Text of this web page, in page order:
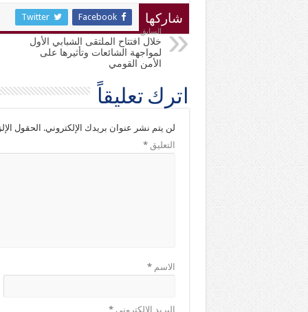
شاركها Facebook
Twitter
السابق
خلال افتتاح الملتقى الشبابي الأول
لمواجهة الشائعات وتأثيرها على
الأمن القومي
اترك تعليقاً
لن يتم نشر عنوان بريدك الإلكتروني. الحقول
التعليق*
الاسم*
البريد الإلكتروني*